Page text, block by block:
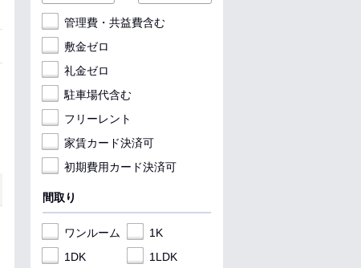
管理費・共益費含む
敷金ゼロ
礼金ゼロ
駐車場代含む
フリーレント
家賃カード決済可
初期費用カード決済可
間取り
ワンルーム
1K
1DK
1LDK